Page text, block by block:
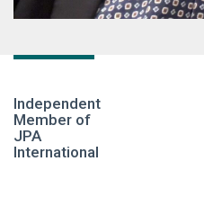
Independent
Member of
JPA
International